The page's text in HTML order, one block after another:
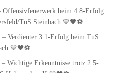
Offensivfeuerwerk beim 4:8-Erfolg
TuS Steinbach 💙🖤⚽
– Verdienter 3:1-Erfolg beim TuS
💙🖤⚽
Wichtige Erkenntnisse trotz 2:5-